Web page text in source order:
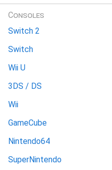
Consoles
Switch 2
Switch
Wii U
3DS / DS
Wii
GameCube
Nintendo64
SuperNintendo